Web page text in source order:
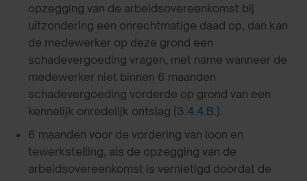
opzegging van de arbeidsovereenkomst bij
uitzondering een onrechtmatige daad op, dan kan
de medewerker op deze grond een
schadevergoeding vragen, met name wanneer de
medewerker niet binnen 6 maanden
schadevergoeding vorderde op grond van een
kennelijk onredelijk ontslag (3.4.4.B.).
6 maanden voor de vordering van loon en
tewerkstelling, als de opzegging van de
arbeidsovereenkomst is vernietigd doordat de